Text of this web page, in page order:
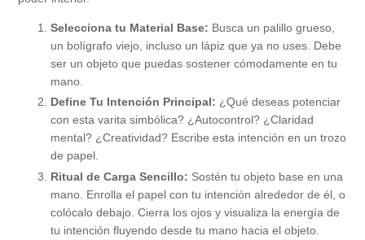
Selecciona tu Material Base: Busca un palillo grueso,
un bolígrafo viejo, incluso un lápiz que ya no uses. Debe
ser un objeto que puedas sostener cómodamente en tu
mano.
Define Tu Intención Principal: ¿Qué deseas potenciar
con esta varita simbólica? ¿Autocontrol? ¿Claridad
mental? ¿Creatividad? Escribe esta intención en un trozo
de papel.
Ritual de Carga Sencillo: Sostén tu objeto base en una
mano. Enrolla el papel con tu intención alrededor de él, o
colócalo debajo. Cierra los ojos y visualiza la energía de
tu intención fluyendo desde tu mano hacia el objeto.